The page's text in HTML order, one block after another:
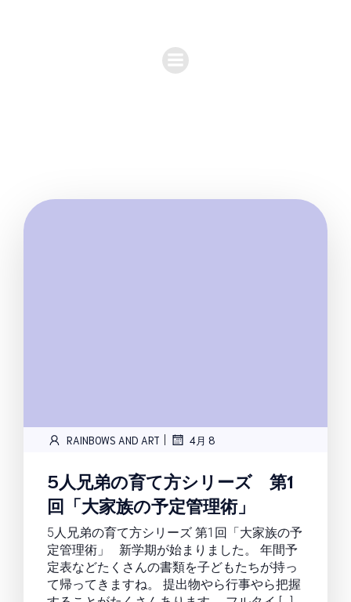
RAINBOWS AND ART | 4月 8
5人兄弟の育て方シリーズ 第1
回「大家族の予定管理術」
5人兄弟の育て方シリーズ 第1回「大家族の予
定管理術」 新学期が始まりました。 年間予
定表などたくさんの書類を子どもたちが持っ
て帰ってきますね。 提出物やら行事やら把握